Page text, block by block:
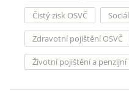
Čistý zisk OSVČ
Zdravotní pojištění OSVČ
Životní pojištění a